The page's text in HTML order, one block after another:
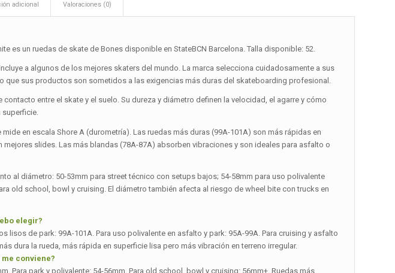
adicional Valoraciones (0)
es un ruedas de skate de Bones disponible en StateBCN Barcelona. Talla disponible: 52.
a algunos de los mejores skaters del mundo. La marca selecciona cuidadosamente a sus
que sus productos son sometidos a las exigencias más duras del skateboarding profesional.
contacto entre el skate y el suelo. Su dureza y diámetro definen la velocidad, el agarre y cómo
superficie.
en escala Shore A (durometría). Las ruedas más duras (99A-101A) son más rápidas en
mejores slides. Las más blandas (78A-87A) absorben vibraciones y son ideales para asfalto o
al diámetro: 50-53mm para street técnico con setups bajos; 54-58mm para uso polivalente
old school, bowl y cruising. El diámetro también afecta al riesgo de wheel bite con trucks en
elegir?
lisos de park: 99A-101A. Para uso polivalente en asfalto y park: 95A-99A. Para cruising y asfalto
dura la rueda, más rápida en superficie lisa pero más vibración en terreno irregular.
conviene?
Para park y polivalente: 54-56mm. Para old school, bowl y cruising: 56mm+. Ruedas más